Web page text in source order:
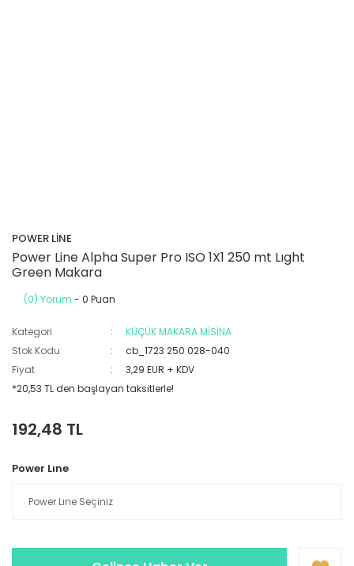
POWER LİNE
Power Line Alpha Super Pro ISO 1X1 250 mt Lıght
Green Makara
(0) Yorum - 0 Puan
Kategori
KÜÇÜK MAKARA MİSİNA
Stok Kodu
cb_1723 250 028-040
Fiyat
3,29 EUR + KDV
*20,53 TL den başlayan taksitlerle!
192,48 TL
Power Lıne